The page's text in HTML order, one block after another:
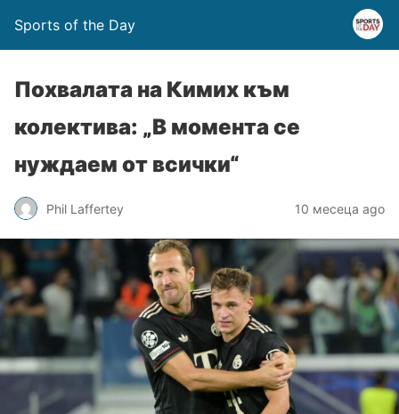
Sports of the Day
Похвалата на Кимих към
колектива: „В момента се
нуждаем от всички“
Phil Laffertey 10 месеца ago